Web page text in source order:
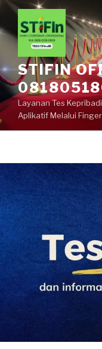
STIFIN
Layanan Tes
Aplikatif Melalui